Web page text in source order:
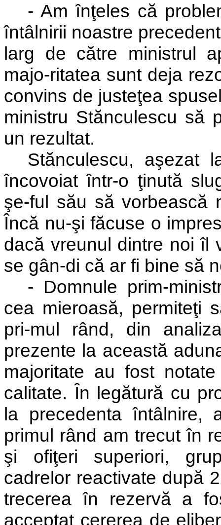
- Am înţeles că
întâlnirii noastre
larg de către ministrul
majo-ritatea sunt deja
convins de justeţea
ministru Stănculescu să
un rezultat.
Stănculescu, aşezat
încovoiat într-o ţinută
şe-ful său să vorbească
Încă nu-şi făcuse o
dacă vreunul dintre noi îl
se gân-di că ar fi bine să
- Domnule prim-
cea mieroasă, permiteţi
pri-mul rând, din
prezente la această
majoritate au fost
calitate. În legătură cu
la precedenta
primul rând am trecut în
şi ofiţeri superiori,
cadrelor reactivate după
trecerea în rezervă a
acceptat cererea de